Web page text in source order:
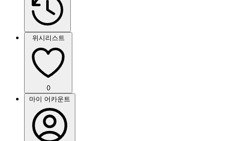
위시리스트
0
마이 어카운트